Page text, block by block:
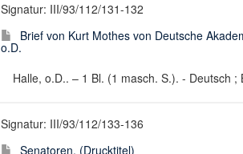
Signatur: III/93/112/131-132
Brief von Kurt Mothes von Deutsche
o.D.
Halle, o.D.. – 1 Bl. (1 masch. S.). - Deutsch
Signatur: III/93/112/133-136
Senatoren. (Drucktitel)